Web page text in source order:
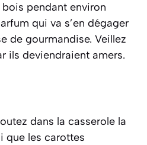
pendant environ
qui va s’en dégager
de gourmandise. Veillez
ils deviendraient amers.
dans la casserole la
que les carottes